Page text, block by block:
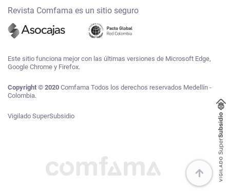
Revista Comfama es un sitio seguro
Este sitio funciona mejor con las últimas versiones de Microsoft Edge,
Google Chrome y Firefox.
Copyright © 2020 Comfama Todos los derechos reservados Medellín -
Colombia.
Vigilado SuperSubsidio